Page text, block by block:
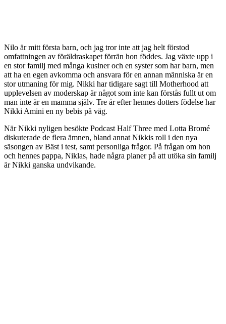
Nilo är mitt första barn, och jag tror inte att jag helt förstod
omfattningen av föräldraskapet förrän hon föddes. Jag växte upp i
en stor familj med många kusiner och en syster som har barn, men
att ha en egen avkomma och ansvara för en annan människa är en
stor utmaning för mig. Nikki har tidigare sagt till Motherhood att
upplevelsen av moderskap är något som inte kan förstås fullt ut om
man inte är en mamma själv. Tre år efter hennes dotters födelse har
Nikki Amini en ny bebis på väg.
När Nikki nyligen besökte Podcast Half Three med Lotta Bromé
diskuterade de flera ämnen, bland annat Nikkis roll i den nya
säsongen av Bäst i test, samt personliga frågor. På frågan om hon
och hennes pappa, Niklas, hade några planer på att utöka sin familj
är Nikki ganska undvikande.